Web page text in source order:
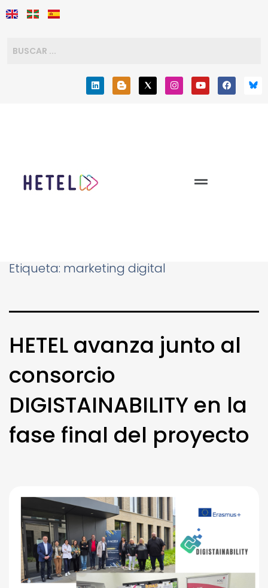
Etiqueta: marketing digital
HETEL avanza junto al
consorcio
DIGISTAINABILITY en la
fase final del proyecto